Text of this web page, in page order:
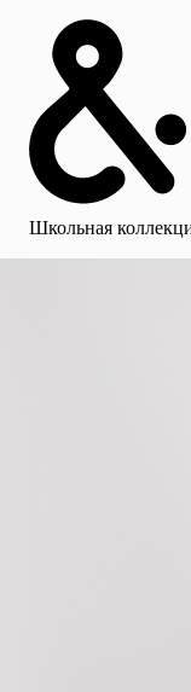
Школьная
Главная
Каталог
Избранное
Профиль
Корзина
Школьная коллекция
для девочек Носки